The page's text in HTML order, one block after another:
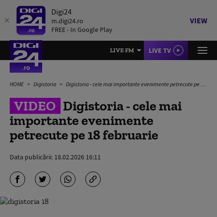
Digi24
m.digi24.ro
FREE - In Google Play
VIEW
LIVE FM LIVE TV
HOME Digistoria Digistoria - cele mai importante evenimente petrecute pe 18 februarie
VIDEO Digistoria - cele mai
importante evenimente
petrecute pe 18 februarie
Data publicării: 18.02.2026 16:11